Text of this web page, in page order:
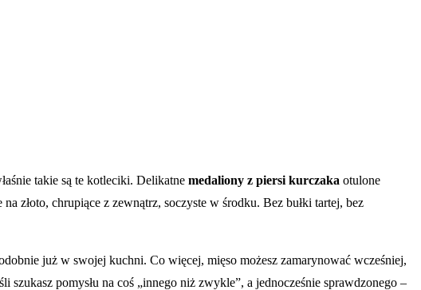
takie są te kotleciki. Delikatne medaliony z piersi kurczaka otulone
złoto, chrupiące z zewnątrz, soczyste w środku. Bez bułki tartej, bez
już w swojej kuchni. Co więcej, mięso możesz zamarynować wcześniej,
pomysłu na coś „innego niż zwykle”, a jednocześnie sprawdzonego –